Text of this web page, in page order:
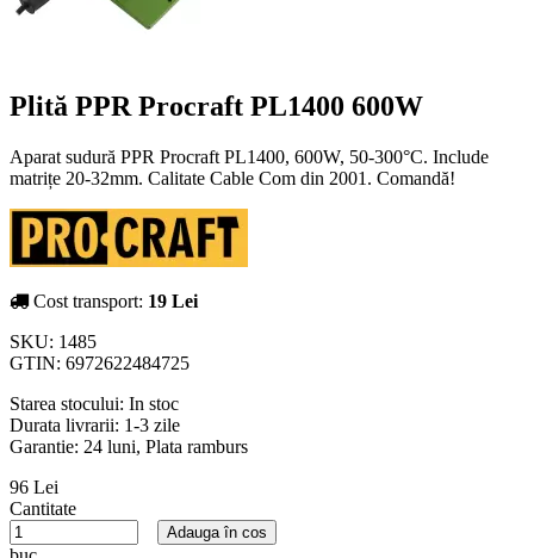
Plită PPR Procraft PL1400 600W
Aparat sudură PPR Procraft PL1400, 600W, 50-300°C. Include
matrițe 20-32mm. Calitate Cable Com din 2001. Comandă!
Cost transport: 19 Lei
SKU: 1485
GTIN: 6972622484725
Starea stocului: In stoc
Durata livrarii: 1-3 zile
Garantie: 24 luni, Plata ramburs
96 Lei
Cantitate
Adauga în cos